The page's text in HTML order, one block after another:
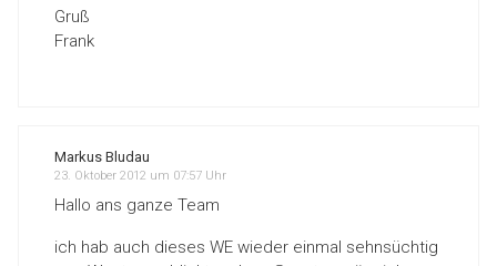
Gruß
Frank
Markus Bludau
23. Oktober 2012 um 07:57 Uhr
Hallo ans ganze Team
ich hab auch dieses WE wieder einmal sehnsüchtig